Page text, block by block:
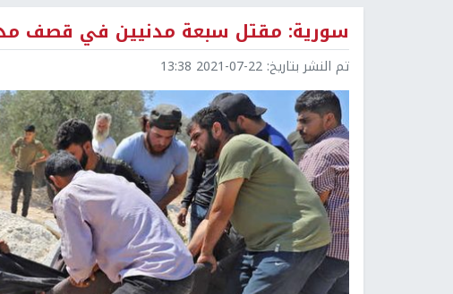
سورية: مقتل سبعة مدنيين في قصف
تم النشر بتاريخ: 2021-07-22 13:38